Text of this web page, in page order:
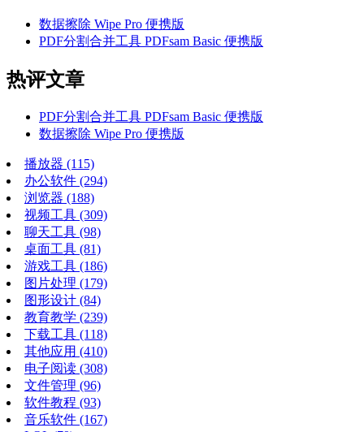
数据擦除 Wipe Pro 便携版
PDF分割合并工具 PDFsam Basic 便携版
热评文章
PDF分割合并工具 PDFsam Basic 便携版
数据擦除 Wipe Pro 便携版
播放器 (115)
办公软件 (294)
浏览器 (188)
视频工具 (309)
聊天工具 (98)
桌面工具 (81)
游戏工具 (186)
图片处理 (179)
图形设计 (84)
教育教学 (239)
下载工具 (118)
其他应用 (410)
电子阅读 (308)
文件管理 (96)
软件教程 (93)
音乐软件 (167)